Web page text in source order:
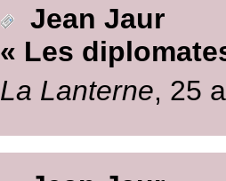
Jean Jaur
« Les
La Lanterne, 25